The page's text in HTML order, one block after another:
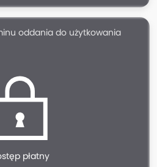
oddania do użytkowania
płatny